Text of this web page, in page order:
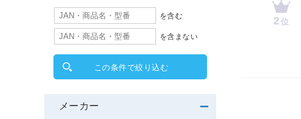
2 位
を含む
を含まない
この条件で絞り込む
メーカー